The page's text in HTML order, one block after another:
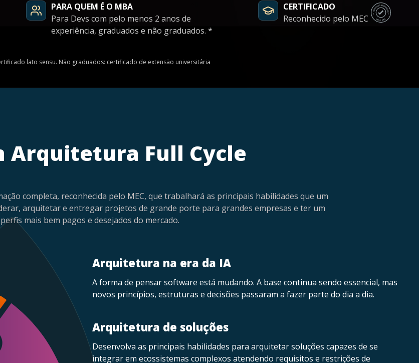
PARA QUEM É O MBA
Para Devs com pelo menos 2 anos de
experiência, graduados e não graduados. *
CERTIFICADO
Reconhecido pelo MEC
lato sensu. Não graduados: certificado de extensão universitária
Arquitetura Full Cycle
completa, reconhecida pelo MEC, que trabalhará as principais habilidades que um
arquitetar e entregar projetos de grande porte para grandes empresas e ter um
mais bem pagos e desejados do mercado.
Arquitetura na era da IA
A forma de pensar software está mudando. A base continua sendo essencial, mas
novos princípios, estruturas e decisões passaram a fazer parte do dia a dia.
Arquitetura de soluções
Desenvolva as principais habilidades para arquitetar soluções capazes de se
integrar em ecossistemas complexos atendendo requisitos e restrições de